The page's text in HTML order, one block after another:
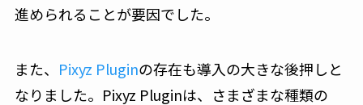
進められることが要因でした。
また、 Pixyz Pluginの存在も導入の大きな後押しと
なりました。Pixyz Pluginは、さまざまな種類の